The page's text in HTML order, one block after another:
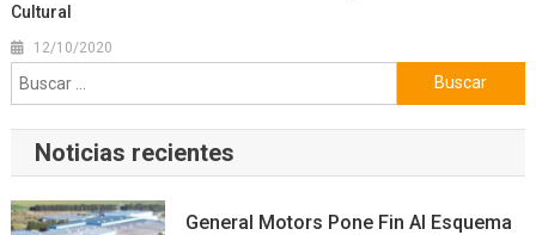
Cultural
12/10/2020
Buscar:
Noticias recientes
General Motors Pone Fin Al Esquema